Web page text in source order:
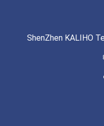
ShenZhen KALIHO